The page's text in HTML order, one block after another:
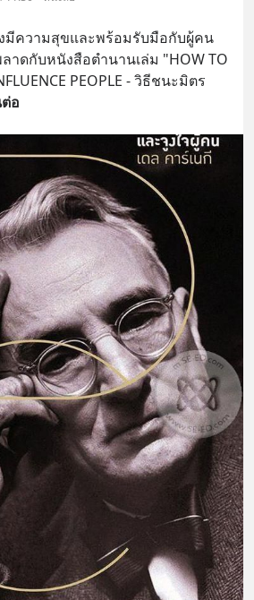
มีความสุขและพร้อมรับมือกับผู้คน
าดกับหนังสือตำนานเล่ม "HOW TO
PEOPLE - วิธีชนะมิตร
อ